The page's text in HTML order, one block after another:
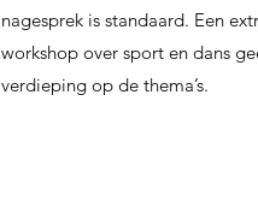
nagesprek is standaard. Een
workshop over sport en dans
verdieping op de thema’s.